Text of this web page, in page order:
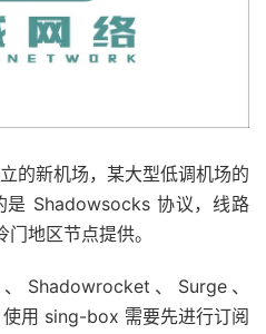
的新机场，某大型低调机场的
是 Shadowsocks 协议，线路
地区节点提供。
Shadowrocket、Surge、
用 sing-box 需要先进行订阅